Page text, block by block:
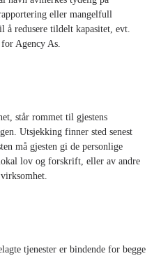
eller mangelfull
å redusere tildelt kapasitet, evt.
Agency As.
står rommet til gjestens
Utsjekking finner sted senest
må gjesten gi de personlige
lov og forskrift, eller av andre
tjenester er bindende for begge